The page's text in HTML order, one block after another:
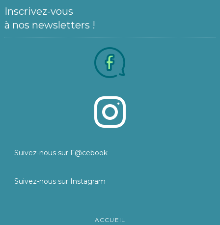
Inscrivez-vous
à nos newsletters !
Suivez-nous sur F@cebook
Suivez-nous sur Instagram
ACCUEIL